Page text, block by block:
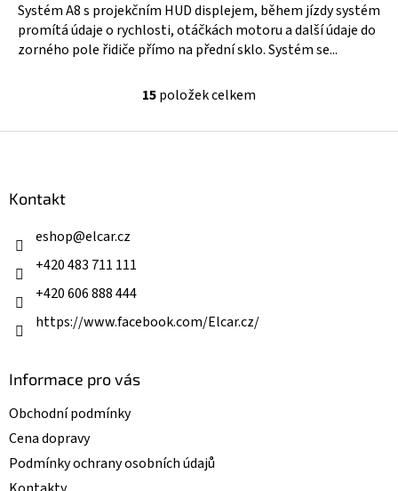
Systém A8 s projekčním HUD displejem, během jízdy systém
promítá údaje o rychlosti, otáčkách motoru a další údaje do
zorného pole řidiče přímo na přední sklo. Systém se...
O
l
v
15položek celkem
Kontakt
eshop@elcar.cz
+420 483 711 111
+420 606 888 444
https://www.facebook.com/Elcar.cz/
Informace pro vás
Obchodní podmínky
Cena dopravy
Podmínky ochrany osobních údajů